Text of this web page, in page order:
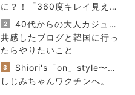
に？！「360度キレイ見え」
の必殺ワザはコレ♪
2
40代からの大人カジュアルを品良く着こなすファッションブログ
共感したブログと韓国に行っ
たらやりたいこと
3
Shiori's「on」style〜干物女の成長記〜
しじみちゃんワクチンへ。